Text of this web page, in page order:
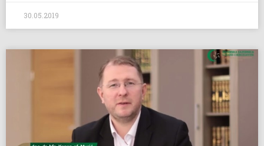
30.05.2019